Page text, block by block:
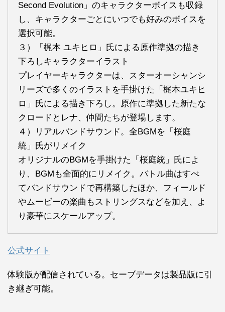
Second Evolution」のキャラクターボイスも収録
し、キャラクターごとにいつでも好みのボイスを
選択可能。
３）「梶本 ユキヒロ」氏による原作準拠の描き
下ろしキャラクターイラスト
プレイヤーキャラクターは、スターオーシャンシ
リーズで多くのイラストを手掛けた「梶本ユキヒ
ロ」氏による描き下ろし。原作に準拠した新たな
クロードとレナ、仲間たちが登場します。
４）リアルバンドサウンド。全BGMを「桜庭
統」氏がリメイク
オリジナルのBGMを手掛けた「桜庭統」氏によ
り、BGMも全面的にリメイク。バトル曲はすべ
てバンドサウンドで再構築したほか、フィールド
やムービーの楽曲もストリングスなどを加え、よ
り豪華にスケールアップ。
公式サイト
体験版が配信されている。セーブデータは製品版に引
き継ぎ可能。